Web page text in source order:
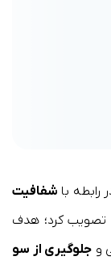
رابطه با شفافیت
تصویب کرد؛ هدف
و جلوگیری از سو